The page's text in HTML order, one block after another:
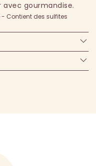
avec gourmandise.
Contient des sulfites